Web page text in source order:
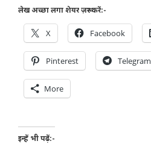
लेख अच्छा लगा शेयर ज़रूर करें:-
X Facebook
Pinterest Telegram
More
इन्हें भी पढ़ें:-